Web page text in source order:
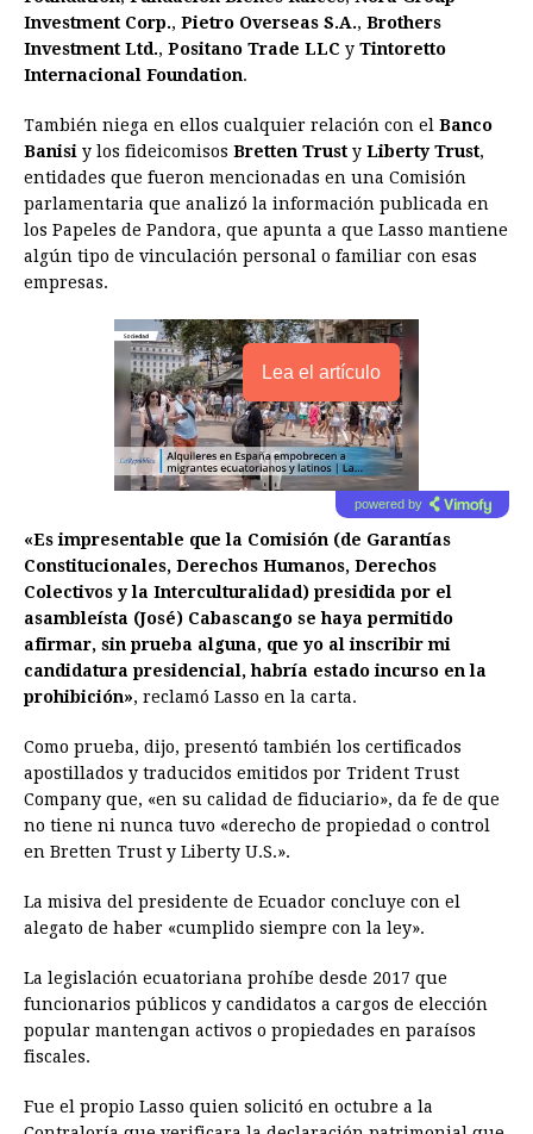
Investment Corp., Pietro Overseas S.A., Brothers
Investment Ltd., Positano Trade LLC y Tintoretto
Internacional Foundation.
También niega en ellos cualquier relación con el Banco
Banisi y los fideicomisos Bretten Trust y Liberty Trust,
entidades que fueron mencionadas en una Comisión
parlamentaria que analizó la información publicada en
los Papeles de Pandora, que apunta a que Lasso mantiene
algún tipo de vinculación personal o familiar con esas
empresas.
Lea el artículo
powered by
«Es impresentable que la Comisión (de Garantías
Constitucionales, Derechos Humanos, Derechos
Colectivos y la Interculturalidad) presidida por el
asambleísta (José) Cabascango se haya permitido
afirmar, sin prueba alguna, que yo al inscribir mi
candidatura presidencial, habría estado incurso en la
prohibición», reclamó Lasso en la carta.
Como prueba, dijo, presentó también los certificados
apostillados y traducidos emitidos por Trident Trust
Company que, «en su calidad de fiduciario», da fe de que
no tiene ni nunca tuvo «derecho de propiedad o control
en Bretten Trust y Liberty U.S.».
La misiva del presidente de Ecuador concluye con el
alegato de haber «cumplido siempre con la ley».
La legislación ecuatoriana prohíbe desde 2017 que
funcionarios públicos y candidatos a cargos de elección
popular mantengan activos o propiedades en paraísos
fiscales.
Fue el propio Lasso quien solicitó en octubre a la